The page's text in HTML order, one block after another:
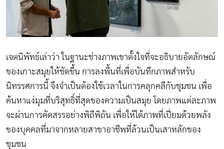
เจตนิพัทธ์เล่าว่า ในฐานะช่างภาพเขาตั้งใจที่จะอธิบายอัตลักษณ์
ของเกาะสมุยให้ชัดขึ้น การลงพื้นที่เพื่อบันทึกภาพสำหรับ
นิทรรศการนี้ จึงจำเป็นต้องใช้เวลาในการคลุกคลีกับชุมชน เพื่อ
ค้นหาแง่มุมที่บริสุทธิ์ที่สุดของความเป็นสมุย โดยภาพแต่ละภาพ
จะผ่านการคัดสรรอย่างพิถีพิถัน เพื่อให้ได้ภาพที่เปี่ยมด้วยพลัง
ของบุคคลที่มาจากหลายสาขาอาชีพที่ล้วนเป็นเสาหลักของ
ชุมชน